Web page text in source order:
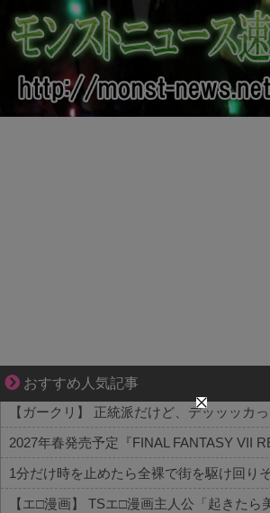
おすすめ人気記事
爽やか青年に忍び寄るストーカー疑惑